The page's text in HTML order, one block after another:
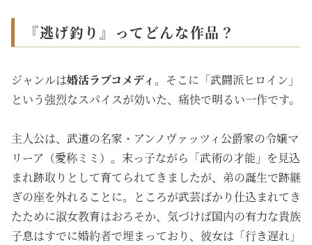
『逃げ釣り』ってどんな作品？
ジャンルは婚活ラブコメディ 。そこに「武闘派ヒロイン」
という強烈なスパイスが効いた、痛快で明るい一作です。
主人公は、武道の名家・アンノヴァッツィ公爵家の令嬢マ
リーア（愛称ミミ）。末っ子ながら「武術の才能」を見込
まれ跡取りとして育てられてきましたが、弟の誕生で跡継
ぎの座を外れることに。ところが武芸ばかり仕込まれてき
たために淑女教育はおろそか、気づけば国内の有力な貴族
子息はすでに婚約者で埋まっており、彼女は「行き遅れ」